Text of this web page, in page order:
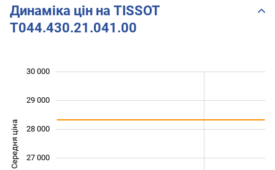
Динаміка цін на TISSOT
T044.430.21.041.00
Середня ціна 27 000
28 000
29 000
30 000